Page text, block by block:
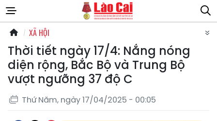
XÃ HỘI
Thời tiết ngày 17/4: Nắng nóng
diện rộng, Bắc Bộ và Trung Bộ
vượt ngưỡng 37 độ C
Thứ Năm, ngày 17/04/2025 - 00:05